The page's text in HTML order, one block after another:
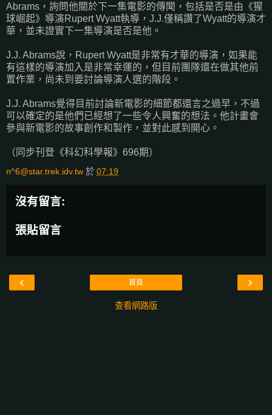
Abrams，詢問他關於下一集電影的傳聞，包括是否是由《猩
球崛起》導演Rupert Wyatt執導，J.J.僅稱讚了Wyatt的導演才
華，並未證實下一集導演是否是他。
J.J. Abrams說，Rupert Wyatt是非常有才華的導演，如果能
有這樣的導演加入是非常幸運的，但目前團隊還在做其他前
置作業，尚未到要討論導演人選的階段。
J.J. Abrams覺得目前討論新電影的細節都還言之過早，不過
可以確定的是他們已經想了一些令人興奮的想法。他計畫會
參與新電影的故事創作和製作，並對此感到開心。
（同步刊登《科幻科學報》696期）
n^6@star.trek.idv.tw 於 07:19
沒有留言:
張貼留言
‹ ›
首頁
查看網路版